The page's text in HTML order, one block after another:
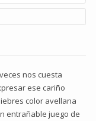
nos cuesta
ese cariño
color avellana
entrañable juego de